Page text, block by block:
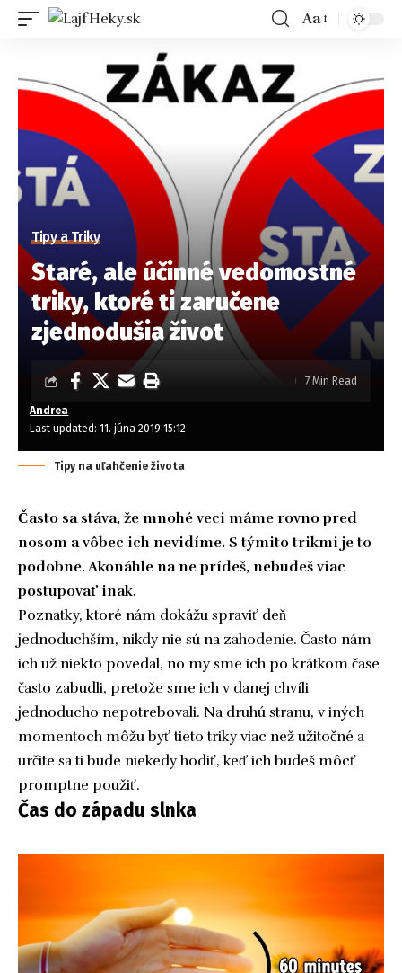
Aa
Tipy a Triky
Staré, ale účinné vedomostné
triky, ktoré ti zaručene
zjednodušia život
Last updated: 11. júna 2019 15:12
Andrea
7 Min Read
Tipy na uľahčenie života
Často sa stáva, že mnohé veci máme rovno pred
nosom a vôbec ich nevidíme. S týmito trikmi je to
podobne. Akonáhle na ne prídeš, nebudeš viac
postupovať inak.
Poznatky, ktoré nám dokážu spraviť deň
jednoduchším, nikdy nie sú na zahodenie. Často nám
ich už niekto povedal, no my sme ich po krátkom čase
často zabudli, pretože sme ich v danej chvíli
jednoducho nepotrebovali. Na druhú stranu, v iných
momentoch môžu byť tieto triky viac než užitočné a
určite sa ti bude niekedy hodiť, keď ich budeš môcť
promptne použiť.
Čas do západu slnka